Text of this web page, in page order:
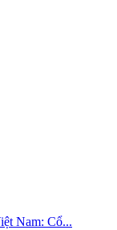
Nam: Cổ...